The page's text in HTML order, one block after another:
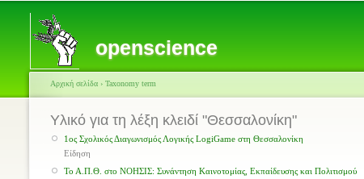
openscience
Αρχική σελίδα › Taxonomy term
Υλικό για τη λέξη κλειδί "Θεσσαλονίκη"
1ος Σχολικός Διαγωνισμός Λογικής LogiGame στη Θεσσαλονίκη
Είδηση
Το Α.Π.Θ. στο NΟΗΣΙΣ: Συνάντηση Καινοτομίας, Εκπαίδευσης και Πολιτισμού